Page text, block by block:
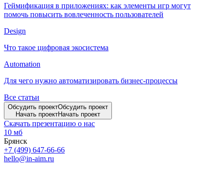
Геймификация в приложениях: как элементы игр могут
помочь повысить вовлеченность пользователей
Design
Что такое цифровая экосистема
Automation
Для чего нужно автоматизировать бизнес-процессы
Все статьи
Обсудить проектОбсудить проект
Начать проектНачать проект
Скачать презентацию о нас
10 мб
Брянск
+7 (499) 647-66-66
hello@in-aim.ru